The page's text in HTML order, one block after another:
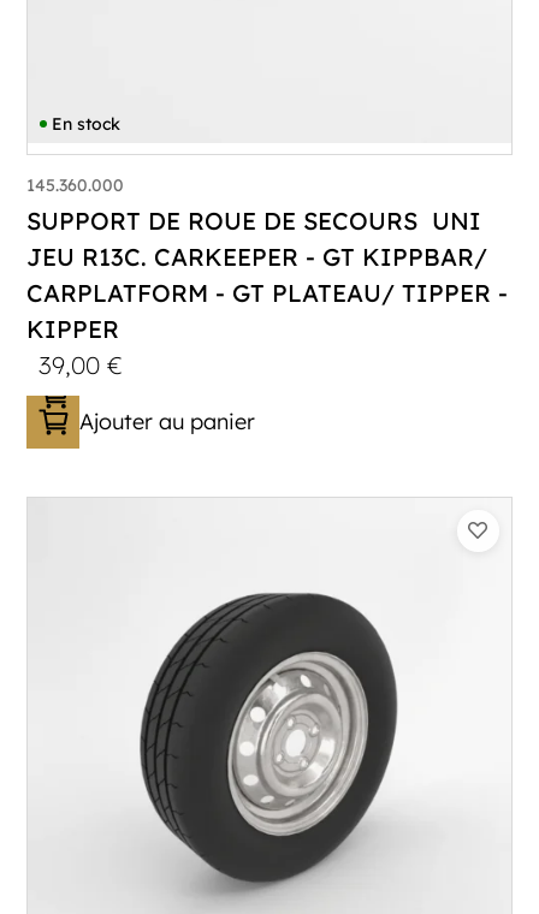
En stock
145.360.000
SUPPORT DE ROUE DE SECOURS UNI
JEU R13C. CARKEEPER - GT KIPPBAR/
CARPLATFORM - GT PLATEAU/ TIPPER -
KIPPER
39,00€
Ajouter au panier